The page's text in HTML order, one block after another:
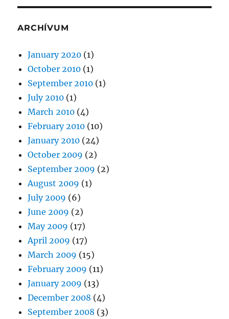
ARCHÍVUM
January 2020 (1)
October 2010 (1)
September 2010 (1)
July 2010 (1)
March 2010 (4)
February 2010 (10)
January 2010 (24)
October 2009 (2)
September 2009 (2)
August 2009 (1)
July 2009 (6)
June 2009 (2)
May 2009 (17)
April 2009 (17)
March 2009 (15)
February 2009 (11)
January 2009 (13)
December 2008 (4)
September 2008 (3)